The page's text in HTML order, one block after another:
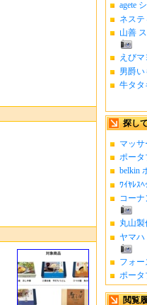
agete
ネステ
山善
えび
男爵い
牛タタ
探し
マッサ
ポータ
belkin
ﾜｲﾔﾚｽﾍ
コーナ
丸山製
ヤマハ
フォー
ポータ
閲覧